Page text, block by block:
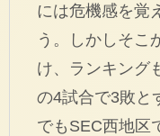
には危機感を覚
う。しかしそこ
け、ランキング
の4試合で3敗と
でもSEC西地区